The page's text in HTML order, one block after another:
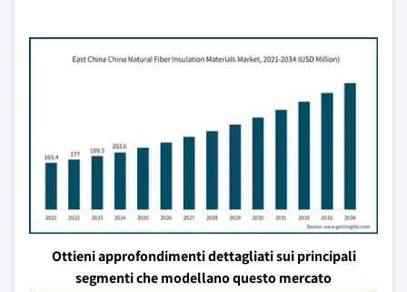
Ottieni approfondimenti dettagliati sui principali
segmenti che modellano questo mercato